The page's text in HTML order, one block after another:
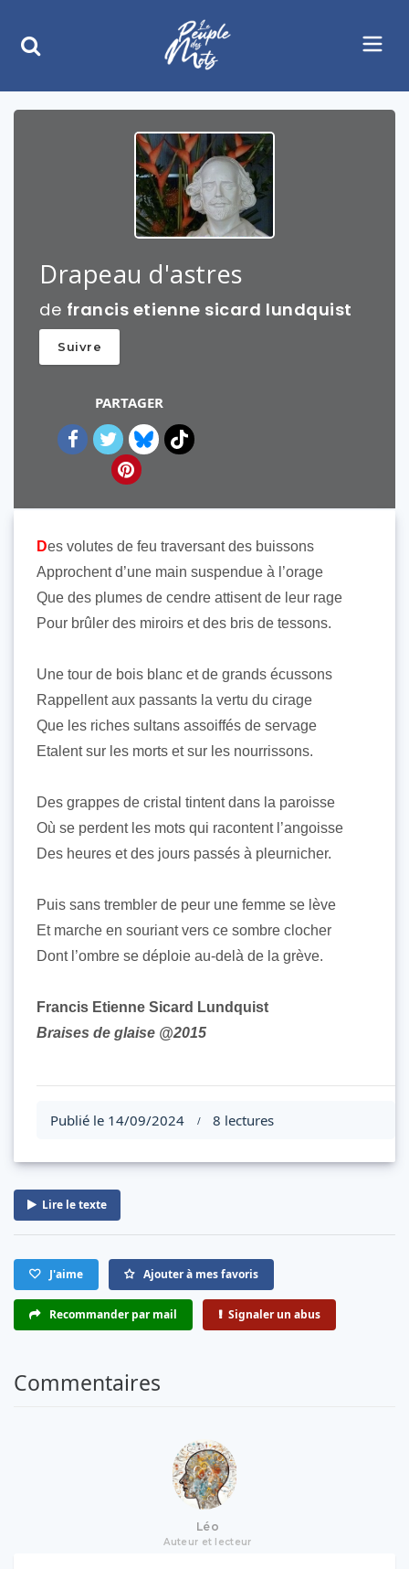
Drapeau d'astres
de francis etienne sicard lundquist
Suivre
PARTAGER
Des volutes de feu traversant des buissons
Approchent d’une main suspendue à l’orage
Que des plumes de cendre attisent de leur rage
Pour brûler des miroirs et des bris de tessons.
Une tour de bois blanc et de grands écussons
Rappellent aux passants la vertu du cirage
Que les riches sultans assoiffés de servage
Etalent sur les morts et sur les nourrissons.
Des grappes de cristal tintent dans la paroisse
Où se perdent les mots qui racontent l’angoisse
Des heures et des jours passés à pleurnicher.
Puis sans trembler de peur une femme se lève
Et marche en souriant vers ce sombre clocher
Dont l’ombre se déploie au-delà de la grève.
Francis Etienne Sicard Lundquist
Braises de glaise @2015
Publié le 14/09/2024 / 8 lectures
Lire le texte
J'aime Ajouter à mes favoris
Recommander par mail Signaler un abus
Commentaires
Léo
Auteur et lecteur